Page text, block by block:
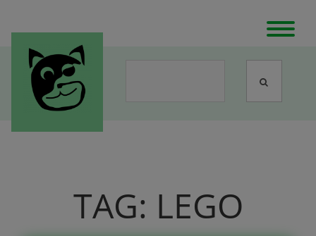
TAG: LEGO